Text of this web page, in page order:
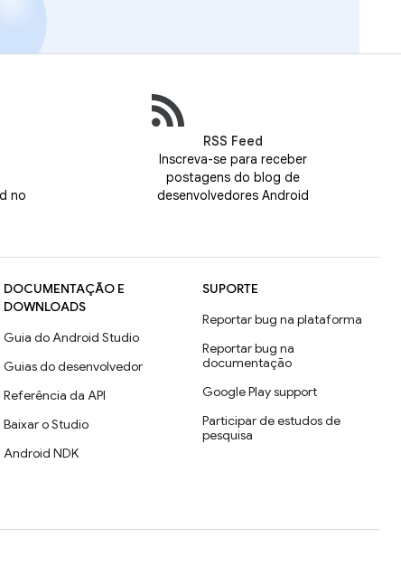
no
RSS Feed
Inscreva-se para receber
postagens do blog de
desenvolvedores Android
DOCUMENTAÇÃO E
DOWNLOADS
Guia do Android Studio
Guias do desenvolvedor
Referência da API
Baixar o Studio
Android NDK
SUPORTE
Reportar bug na plataforma
Reportar bug na
documentação
Google Play support
Participar de estudos de
pesquisa